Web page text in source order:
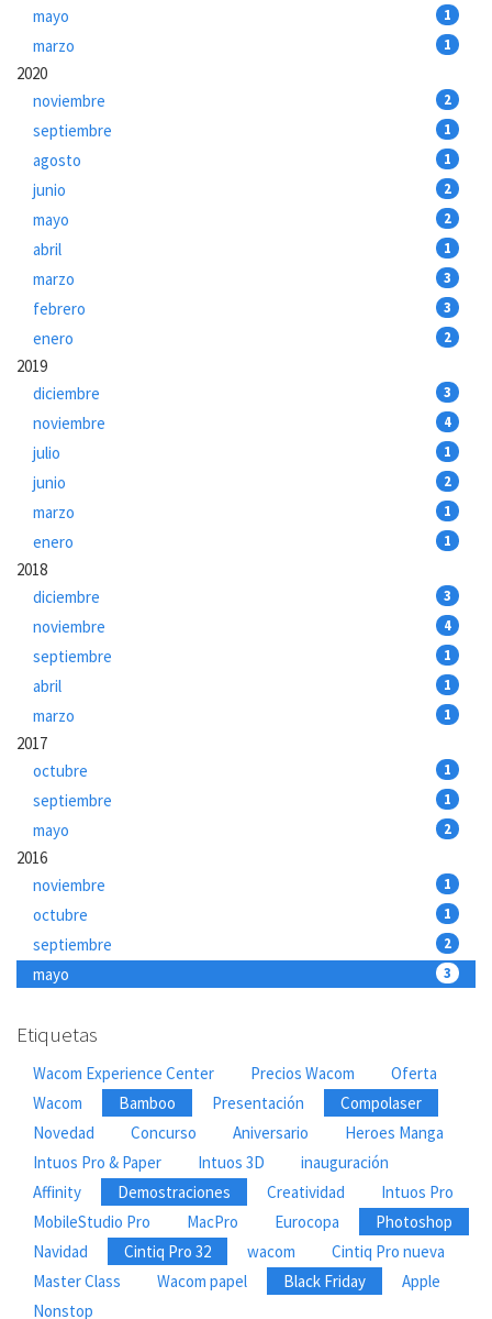
mayo 1
marzo 1
2020
noviembre
2
septiembre 1
agosto 1
junio 2
mayo 2
abril 1
marzo 3
febrero 3
enero 2
2019
diciembre
3
noviembre 4
julio 1
junio 2
marzo 1
enero 1
2018
diciembre
3
noviembre 4
septiembre 1
abril 1
marzo 1
2017
octubre
1
septiembre 1
mayo 2
2016
noviembre
1
octubre 1
septiembre 2
mayo 3
Etiquetas
Wacom Experience Center Precios Wacom
Oferta
Wacom
Bamboo Presentación
Compolaser
Novedad
Concurso Aniversario
Heroes Manga
Intuos Pro & Paper
Intuos 3D
inauguración
Affinity
Demostraciones Creatividad
Intuos Pro
MobileStudio Pro
MacPro Eurocopa
Photoshop
Navidad
Cintiq Pro 32 wacom
Cintiq Pro nueva
Master Class
Wacom papel Black Friday
Apple
Nonstop